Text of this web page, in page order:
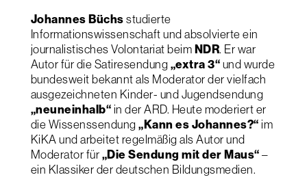
Johannes Büchs studierte
Informationswissenschaft und absolvierte ein
journalistisches Volontariat beim NDR. Er war
Autor für die Satiresendung „extra 3“ und wurde
bundesweit bekannt als Moderator der vielfach
ausgezeichneten Kinder- und Jugendsendung
„neuneinhalb“ in der ARD. Heute moderiert er
die Wissenssendung„Kann es Johannes?“ im
KiKA und arbeitet regelmäßig als Autor und
Moderator für „Die Sendung mit der Maus“ –
ein Klassiker der deutschen Bildungsmedien.